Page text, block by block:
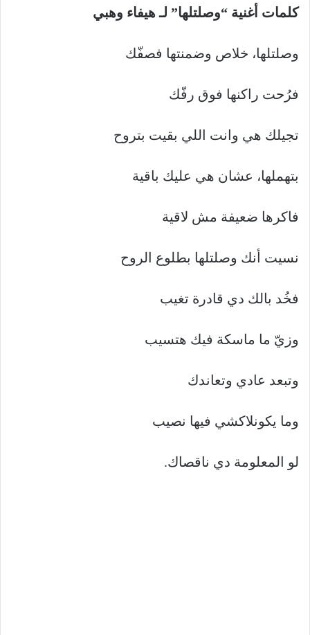
كلمات أغنية “وصلتلها” لـ هيفاء وهبي
وصلتلها، خلاص وضمنتها فصفّك
فرُحت راكنها فوق رفّك
تجيلك هي وانت اللي بقيت بتروح
بتهملها، عشان هي عليك باقية
فاكرها ضعيفة مش لاقية
نسيت أنك وصلتلها بطلوع الروح
فخُد بالك دي قادرة تغيب
وزيّ ما ماسكة فيك هتسيب
وتبعد عادي وتعاندك
وما يكونلاكشي فيها نصيب
لو المعلومة دي ناقصاك.